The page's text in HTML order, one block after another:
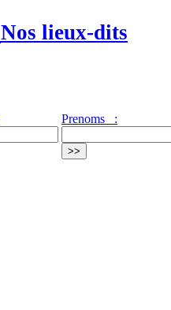
Nos lieux-dits
Prenoms :